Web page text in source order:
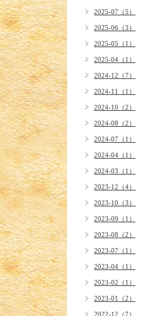
2025-07（5）
2025-06（3）
2025-05（1）
2025-04（1）
2024-12（7）
2024-11（1）
2024-10（2）
2024-08（2）
2024-07（1）
2024-04（1）
2024-03（1）
2023-12（4）
2023-10（3）
2023-09（1）
2023-08（2）
2023-07（1）
2023-04（1）
2023-02（1）
2023-01（2）
2022-12（7）